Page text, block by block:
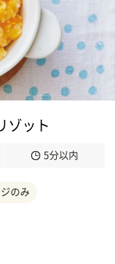
ゾット
5分以内
のみ